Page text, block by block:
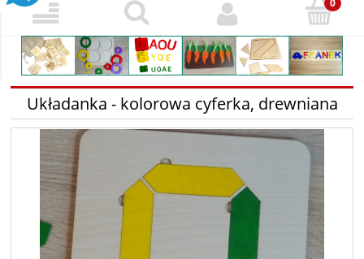
Układanka - kolorowa cyferka, drewniana